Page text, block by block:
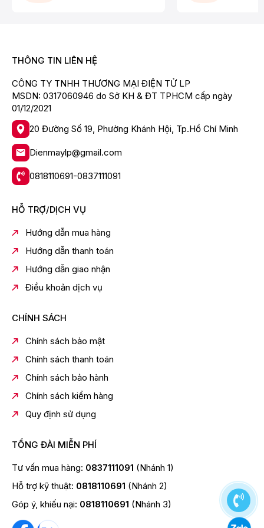
Quạt câyKDK M40K GY có chức năng hẹn
giờ thông minh giúp bạn chủ động được thời
gian sử dụng quạt
Lồng quạt KDK đan khít đảm bảo an toàn
cho người sử dụng khi tiếp xúc với quạt ở
THÔNG TIN LIÊN HỆ
CÔNG TY TNHH THƯƠNG MẠI ĐIỆN TỬ LP
MSDN: 0317060946 do Sở KH & ĐT TPHCM cấp ngày
01/12/2021
20 Đường Số 19, Phường Khánh Hội, Tp.Hồ Chí Minh
Dienmaylp@gmail.com
0818110691-0837111091
HỖ TRỢ/DỊCH VỤ
Hướng dẫn mua hàng
Hướng dẫn thanh toán
Hướng dẫn giao nhận
Điều khoản dịch vụ
CHÍNH SÁCH
Chính sách bảo mật
Chính sách thanh toán
Chính sách bảo hành
Chính sách kiểm hàng
Quy định sử dụng
TỔNG ĐÀI MIỄN PHÍ
Tư vấn mua hàng: 0837111091 (Nhánh 1)
Hỗ trợ kỹ thuật: 0818110691 (Nhánh 2)
Góp ý, khiếu nại: 0818110691 (Nhánh 3)